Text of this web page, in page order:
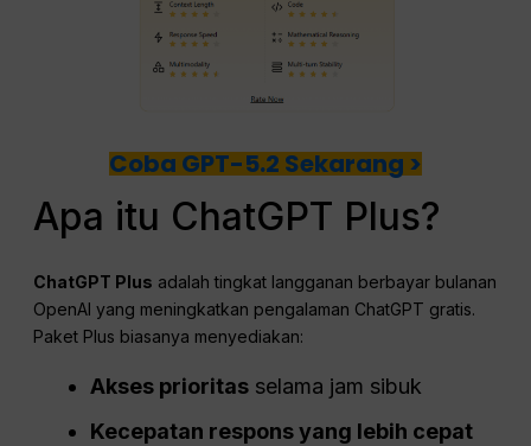
Coba GPT-5.2 Sekarang >
Apa itu ChatGPT Plus?
ChatGPT Plus adalah tingkat langganan berbayar bulanan
OpenAI yang meningkatkan pengalaman ChatGPT gratis.
Paket Plus biasanya menyediakan:
Akses prioritas selama jam sibuk
Kecepatan respons yang lebih cepat